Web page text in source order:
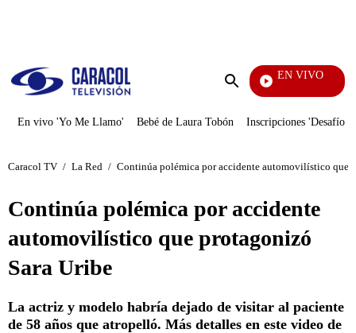
Enviar
EN VIVO
La Red
En vivo 'Yo Me Llamo' Bebé de Laura Tobón Inscripciones 'Desafío'
Caracol TV / La Red / Continúa polémica por accidente automovilístico que
Continúa polémica por accidente
automovilístico que protagonizó
Sara Uribe
La actriz y modelo habría dejado de visitar al paciente
de 58 años que atropelló. Más detalles en este video de